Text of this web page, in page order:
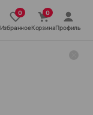
ИзбранноеКорзинаПрофиль